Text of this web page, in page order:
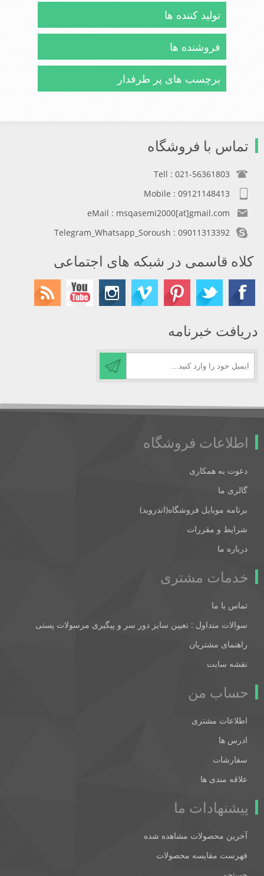
تولید کننده ها
فروشنده ها
برچسب های پر طرفدار
تماس با فروشگاه
Tell : 021-56361803
Mobile : 09121148413
eMail : msqasemi2000[at]gmail.com
Telegram_Whatsapp_Soroush : 09011313392
کلاه قاسمی در شبکه های اجتماعی
دریافت خبرنامه
اطلاعات فروشگاه
دعوت به همکاری
گالری ما
برنامه موبایل فروشگاه(اندروید)
شرایط و مقررات
درباره ما
خدمات مشتری
تماس با ما
سوالات متداول : تعیین سایز دور سر و پیگیری مرسولات پستی
راهنمای مشتریان
نقشه سایت
حساب من
اطلاعات مشتری
ادرس ها
سفارشات
علاقه مندی ها
پیشنهادات ما
آخرین محصولات مشاهده شده
فهرست مقایسه محصولات